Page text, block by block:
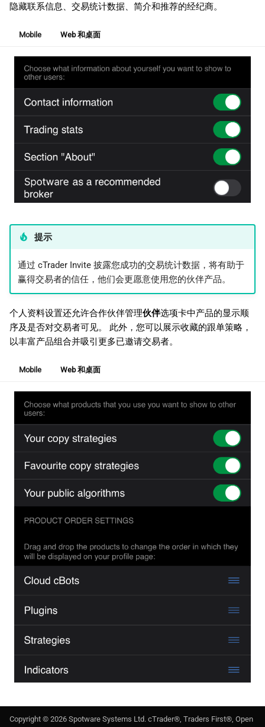
隐藏联系信息、交易统计数据、简介和推荐的经纪商。
Mobile Web 和桌面
提示
通过 cTrader Invite 披露您成功的交易统计数据，将有助于
赢得交易者的信任，他们会更愿意使用您的伙伴产品。
个人资料设置还允许合作伙伴管理伙伴选项卡中产品的显示顺
序及是否对交易者可见。 此外，您可以展示收藏的跟单策略，
以丰富产品组合并吸引更多已邀请交易者。
Mobile Web 和桌面
Copyright © 2026 Spotware Systems Ltd. cTrader®, Traders First®, Open